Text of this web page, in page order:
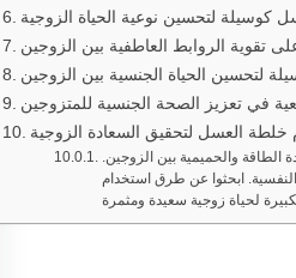
كوسيلة لتحسين نوعية الحياة الزوجية
تقوية الروابط العاطفية بين الزوجين
لتحسين الحياة الجنسية بين الزوجين
في تعزيز الصحة الجنسية للمتزوجين
خلطة العسل لتحقيق السعادة الزوجية
الطاقة والحميمية بين الزوجين.
ابحثوا عن طرق استخدام